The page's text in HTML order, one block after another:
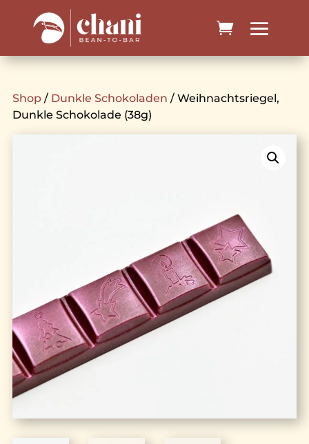
Shop/ Dunkle Schokoladen / Weihnachtsriegel,
Dunkle Schokolade (38g)